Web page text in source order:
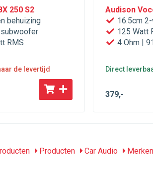
250 S2
behuizing
RMS
de levertijd
Audison
16.5cm
125 Watt
4 Ohm |
Direct
379,-
Producten Car Audio Merken